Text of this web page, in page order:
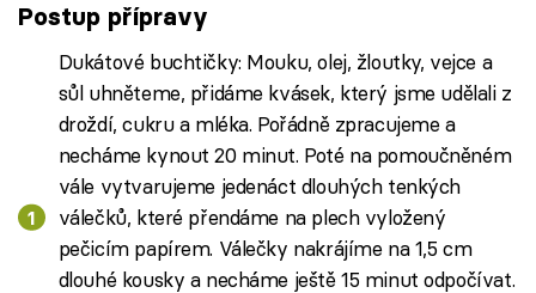
Postup přípravy
Dukátové buchtičky: Mouku, olej, žloutky, vejce a
sůl uhněteme, přidáme kvásek, který jsme udělali z
droždí, cukru a mléka. Pořádně zpracujeme a
necháme kynout 20 minut. Poté na pomoučněném
vále vytvarujeme jedenáct dlouhých tenkých
válečků, které přendáme na plech vyložený
pečicím papírem. Válečky nakrájíme na 1,5 cm
dlouhé kousky a necháme ještě 15 minut odpočívat.